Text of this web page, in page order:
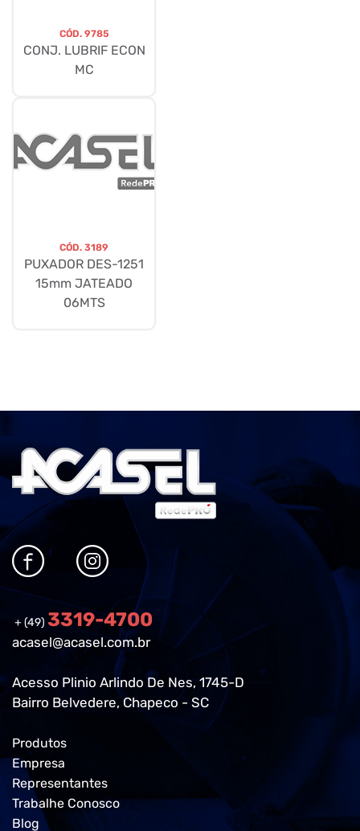
CÓD. 9785
CONJ. LUBRIF ECON
MC
CÓD. 3189
PUXADOR DES-1251
15mm JATEADO
06MTS
+ (49) 3319-4700
acasel@acasel.com.br
Acesso Plinio Arlindo De Nes, 1745-D
Bairro Belvedere, Chapeco - SC
Produtos
Empresa
Representantes
Trabalhe Conosco
Blog